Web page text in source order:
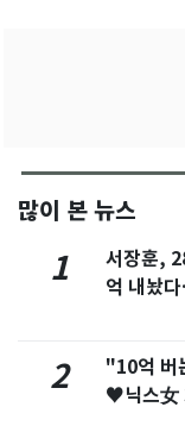
많이 본 뉴스
1
서장훈,
억 내놨
2
"10억 버
♥닉스女